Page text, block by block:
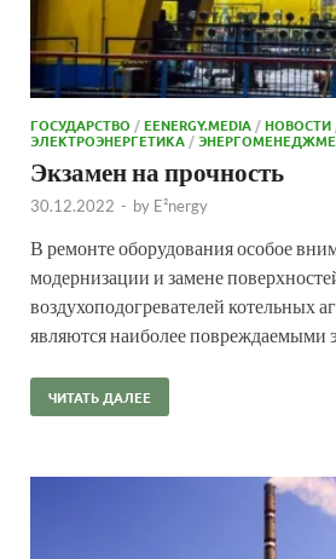
ГОСУДАРСТВО /EENERGY.MEDIA /НОВОСТИ
ЭЛЕКТРОЭНЕРГЕТИКА /
Экзамен на прочность
30.12.2022 - by E²nergy
В ремонте оборудования особое
модернизации и замене
воздухоподогревателей котельных
являются наиболее повреждаемыми
ЧИТАТЬ ДАЛЕЕ